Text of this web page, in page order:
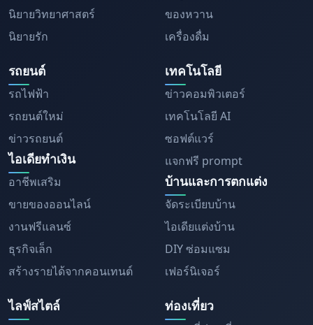
นิยายวิทยาศาสตร์
นิยายรัก
ของหวาน
เครื่องดื่ม
รถยนต์
รถไฟฟ้า
รถยนต์ใหม่
ข่าวรถยนต์
ไอเดียทำเงิน
อาชีพเสริม
ขายของออนไลน์
งานฟรีแลนซ์
ธุรกิจเล็ก
สร้างรายได้จากคอนเทนต์
เทคโนโลยี
ข่าวคอมพิวเตอร์
เทคโนโลยี AI
ซอฟต์แวร์
แจกฟรี prompt
บ้านและการตกแต่ง
จัดระเบียบบ้าน
ไอเดียแต่งบ้าน
DIY ซ่อมแซม
เฟอร์นิเจอร์
ไลฟ์สไตล์ ท่องเที่ยว